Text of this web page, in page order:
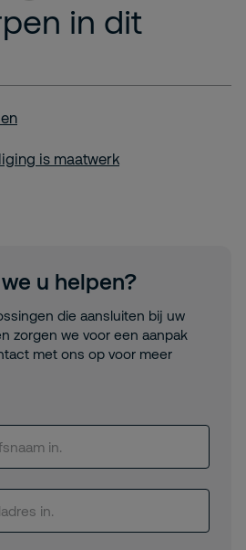
in dit
is maatwerk
u helpen?
die aansluiten bij uw
zorgen we voor een aanpak
met ons op voor meer